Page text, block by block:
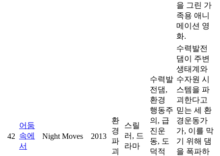
을 그린 가
족용 애니
메이션 영
화.
42
어둠
속에
서
Night Moves 2013
환
경
파
괴
스릴
러, 드
라마
수력발
전댐,
환경
행동주
의, 급
진운
동, 도
덕적
수력발전
댐이 주변
생태계와
수자원 시
스템을 파
괴한다고
믿는 세 환
경운동가
가, 이를 막
기 위해 댐
을 폭파하